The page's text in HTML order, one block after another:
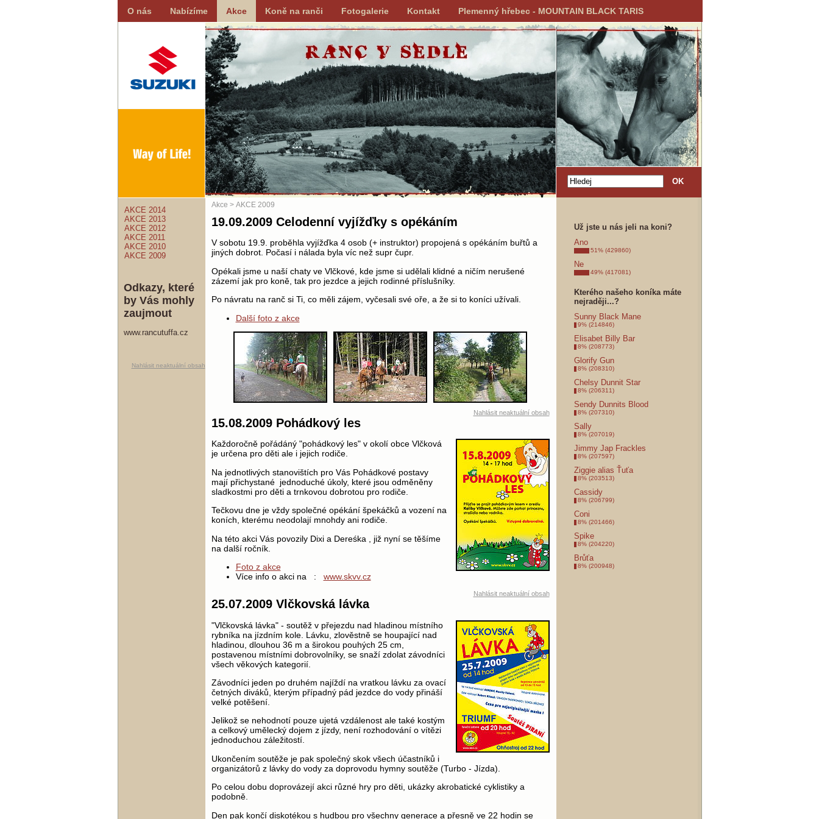
O nás Nabízíme Akce Koně na ranči Fotogalerie Kontakt Plemenný hřebec - MOUNTAIN BLACK TARIS
AKCE 2014
AKCE 2013
AKCE 2012
AKCE 2011
AKCE 2010
AKCE 2009
Odkazy, které
by Vás mohly
zaujmout
www.rancutuffa.cz
Nahlásit neaktuální obsah
Akce > AKCE 2009
19.09.2009 Celodenní vyjížďky s opékáním
V sobotu 19.9. proběhla vyjížďka 4 osob (+ instruktor) propojená s opékáním buřtů a
jiných dobrot. Počasí i nálada byla víc než supr čupr.
Opékali jsme u naší chaty ve Vlčkové, kde jsme si udělali klidné a ničím nerušené
zázemí jak pro koně, tak pro jezdce a jejich rodinné příslušníky.
Po návratu na ranč si Ti, co měli zájem, vyčesali své oře, a že si to koníci užívali.
Další foto z akce
Nahlásit neaktuální obsah
15.08.2009 Pohádkový les
Každoročně pořádáný "pohádkový les" v okolí obce Vlčková
je určena pro děti ale i jejich rodiče.
Na jednotlivých stanovištích pro Vás Pohádkové postavy
mají přichystané jednoduché úkoly, které jsou odměněny
sladkostmi pro děti a trnkovou dobrotou pro rodiče.
Tečkovu dne je vždy společné opékání špekáčků a vození na
koních, kterému neodolají mnohdy ani rodiče.
Na této akci Vás povozily Dixi a Dereśka , již nyní se těšíme
na další ročník.
Foto z akce
Více info o akci na : www.skvv.cz
Nahlásit neaktuální obsah
25.07.2009 Vlčkovská lávka
"Vlčkovská lávka" - soutěž v přejezdu nad hladinou místního
rybníka na jízdním kole. Lávku, zlověstně se houpající nad
hladinou, dlouhou 36 m a širokou pouhých 25 cm,
postavenou místními dobrovolníky, se snaží zdolat závodníci
všech věkových kategorií.
Závodníci jeden po druhém najíždí na vratkou lávku za ovací
četných diváků, kterým případný pád jezdce do vody přináší
velké potěšení.
Jelikož se nehodnotí pouze ujetá vzdálenost ale také kostým
a celkový umělecký dojem z jízdy, není rozhodování o vítězi
jednoduchou záležitostí.
Ukončením soutěže je pak společný skok všech účastníků i
organizátorů z lávky do vody za doprovodu hymny soutěže (Turbo - Jízda).
Po celou dobu doprovázejí akci různé hry pro děti, ukázky akrobatické cyklistiky a
podobně.
Den pak končí diskotékou s hudbou pro všechny generace a přesně ve 22 hodin se
Už jste u nás jeli na koni?
Ano
51% (429860)
Ne
49% (417081)
Kterého našeho koníka máte
nejraději...?
Sunny Black Mane
9% (214846)
Elisabet Billy Bar
8% (208773)
Glorify Gun
8% (208310)
Chelsy Dunnit Star
8% (206311)
Sendy Dunnits Blood
8% (207310)
Sally
8% (207019)
Jimmy Jap Frackles
8% (207597)
Ziggie alias Ťuťa
8% (203513)
Cassidy
8% (206799)
Coni
8% (201466)
Spike
8% (204220)
Brůťa
8% (200948)